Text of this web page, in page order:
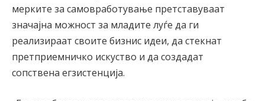
мерките за самовработување претставуваат
значајна можност за младите луѓе да ги
реализираат своите бизнис идеи, да стекнат
претприемничко искуство и да создадат
сопствена егзистенција.